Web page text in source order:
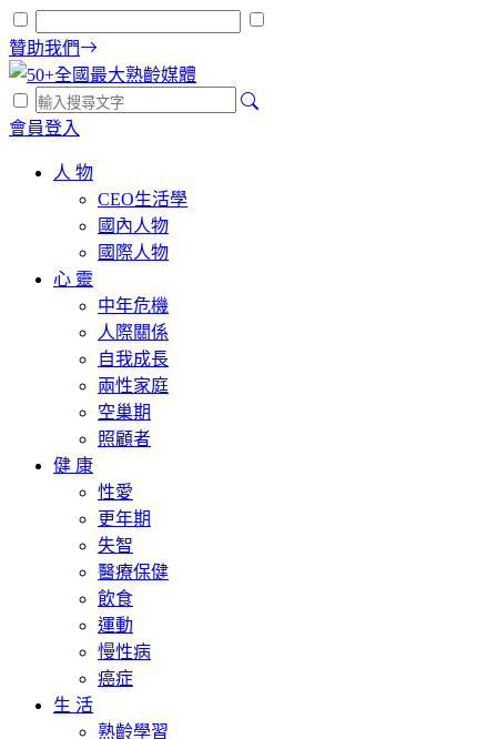
贊助我們
會員登入
人 物
CEO生活學
國內人物
國際人物
心 靈
中年危機
人際關係
自我成長
兩性家庭
空巢期
照顧者
健 康
性愛
更年期
失智
醫療保健
飲食
運動
慢性病
癌症
生 活
熟齡學習